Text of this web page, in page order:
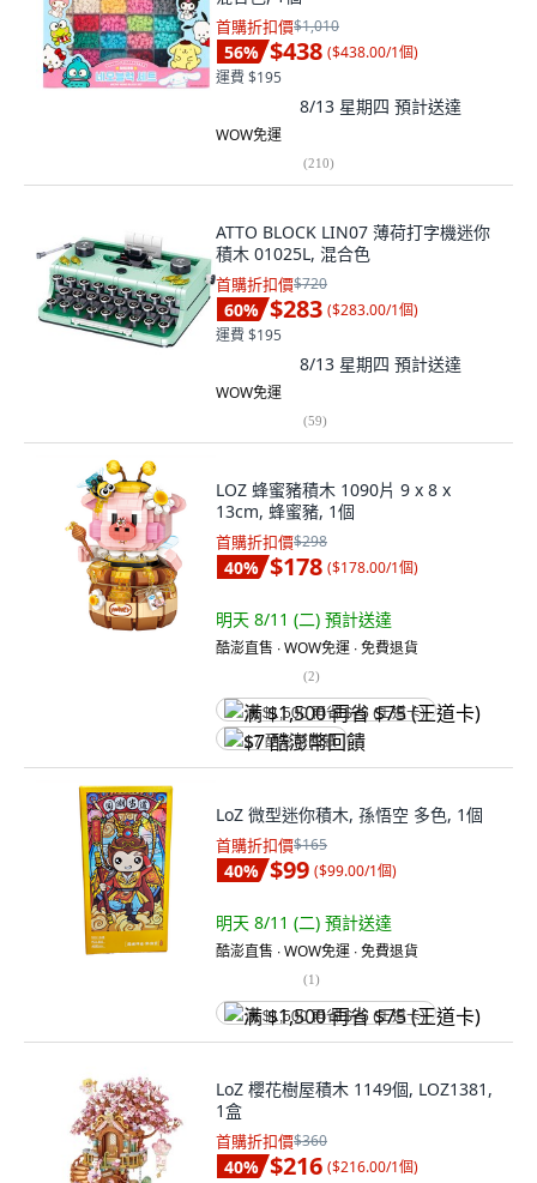
首購折扣價$1,010
56% $438 ($438.00/1個)
運費 $195
8/13 星期四 預計送達
WOW免運
(210)
ATTO BLOCK LIN07 薄荷打字機迷你
積木 01025L, 混合色
首購折扣價$720
60% $283 ($283.00/1個)
運費 $195
8/13 星期四 預計送達
WOW免運
(59)
LOZ 蜂蜜豬積木 1090片 9 x 8 x
13cm, 蜂蜜豬, 1個
首購折扣價$298
40% $178 ($178.00/1個)
明天 8/11 (二) 預計送達
酷澎直售 ∙ WOW免運 ∙ 免費退貨
(2)
满 $1,500 再省 $75 (王道卡)
$7 酷澎幣回饋
LoZ 微型迷你積木, 孫悟空 多色, 1個
首購折扣價$165
40% $99 ($99.00/1個)
明天 8/11 (二) 預計送達
酷澎直售 ∙ WOW免運 ∙ 免費退貨
(1)
满 $1,500 再省 $75 (王道卡)
LoZ 櫻花樹屋積木 1149個, LOZ1381,
1盒
首購折扣價$360
40% $216 ($216.00/1個)